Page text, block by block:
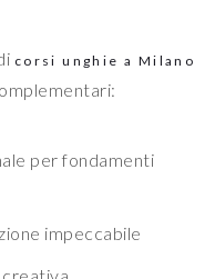
corsi unghie a Milano
per fondamenti
impeccabile